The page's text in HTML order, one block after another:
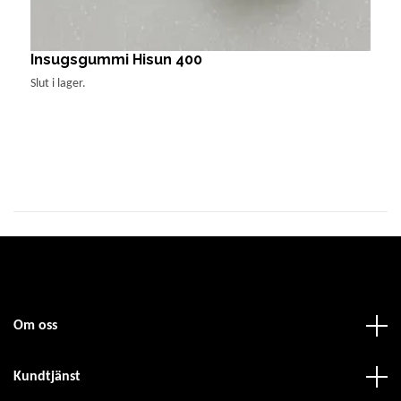
Insugsgummi Hisun 400
Slut i lager.
Om oss
Kundtjänst